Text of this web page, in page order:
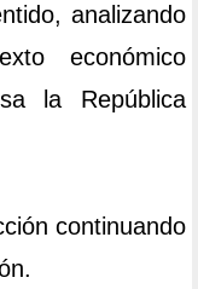
analizando
económico
la República
continuando